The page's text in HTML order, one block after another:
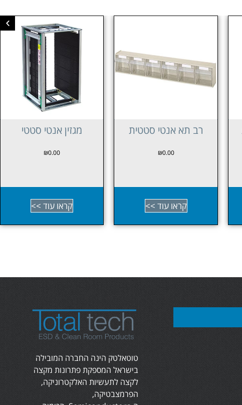
מגזין אנטי סטטי
₪0.00
קראו עוד >>
מגירות לקופסאות קפיץ
SMT
קראו עוד >>
טוטאלטק הינה החברה המובילה
בישראל המספקת פתרונות מקצה
לקצה לתעשיות האלקטרוניקה,
הפרמצבטיקה,